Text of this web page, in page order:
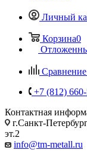
Личный
Корзина0
Сравнение
+7 (812)
Контактная
г.Санкт-
эт.2
info@tm-metall.ru